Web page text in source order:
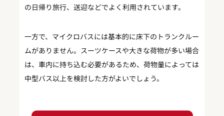
の日帰り旅行、送迎などでよく利用されています。
一方で、マイクロバスには基本的に床下のトランクルー
ムがありません。スーツケースや大きな荷物が多い場合
は、車内に持ち込む必要があるため、荷物量によっては
中型バス以上を検討した方がよいでしょう。